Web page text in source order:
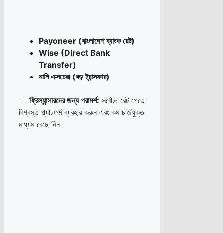
Payoneer (বাংলাদেশ ব্যাংক রেট)
Wise (Direct Bank
Transfer)
মানি এক্সচেঞ্জ (বড় ট্রান্সফার)
🔹 ফ্রিল্যান্সারদের জন্য পরামর্শ: সর্বোচ্চ রেট পেতে
বিশ্বস্ত প্ল্যাটফর্ম ব্যবহার করুন এবং কম চার্জযুক্ত
মাধ্যম বেছে নিন।